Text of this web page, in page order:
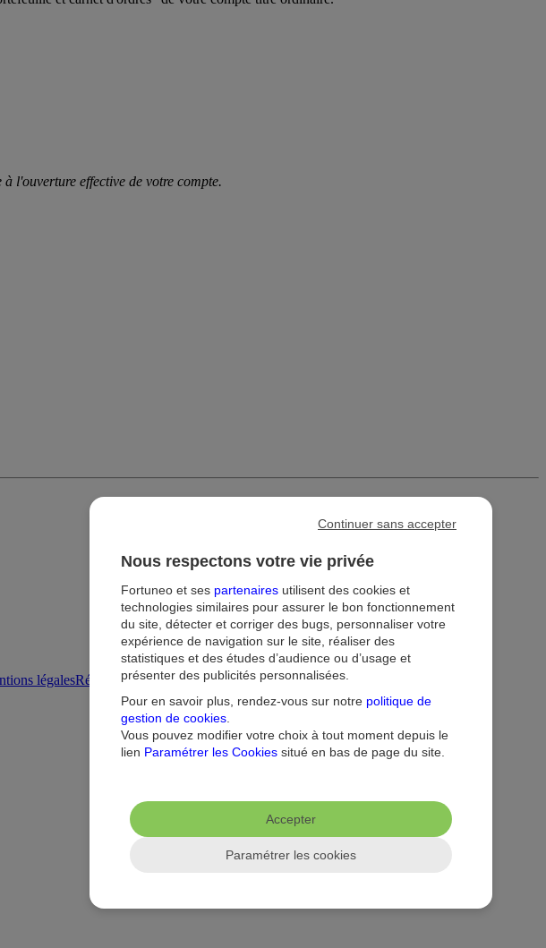
l'ouverture effective de votre compte.
légalesRéglementationDroit au compte et clients fragiles
Nous respectons votre vie privée
Fortuneo et ses partenaires utilisent des cookies et
technologies similaires pour assurer le bon fonctionnement
du site, détecter et corriger des bugs, personnaliser votre
expérience de navigation sur le site, réaliser des
statistiques et des études d’audience ou d’usage et
présenter des publicités personnalisées.
Pour en savoir plus, rendez-vous sur notre politique de
gestion de cookies
Vous pouvez modifier votre choix à tout moment depuis le
lien Paramétrer les Cookies situé en bas de page du site.
Accepter
Continuer sans accepter
Paramétrer les cookies